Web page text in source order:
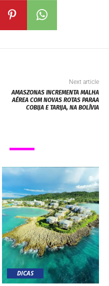
Next article
AMASZONAS INCREMENTA MALHA
AÉREA COM NOVAS ROTAS PARAA
COBIJA E TARIJA, NA BOLÍVIA
DICAS